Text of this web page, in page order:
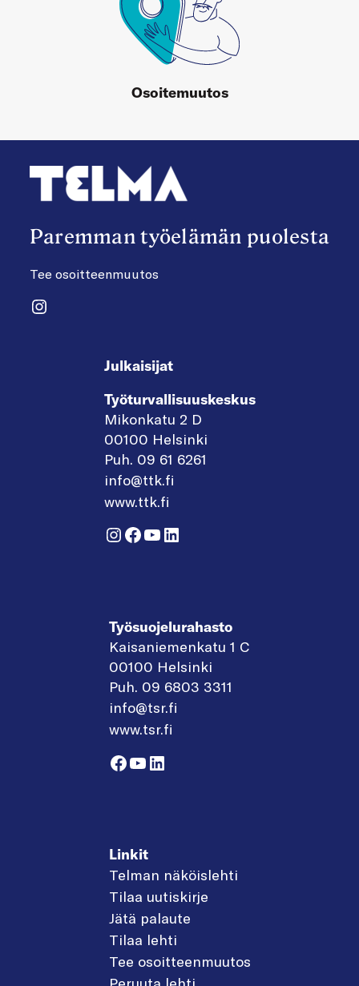
Osoitemuutos
Paremman työelämän puolesta
Tee osoitteenmuutos
Instagram
Julkaisijat
Työturvallisuuskeskus
Mikonkatu 2 D
00100 Helsinki
Puh. 09 61 6261
info@ttk.fi
www.ttk.fi
Instagram
Facebook
YouTube
LinkedIn
Työsuojelurahasto
Kaisaniemenkatu 1 C
00100 Helsinki
Puh. 09 6803 3311
info@tsr.fi
www.tsr.fi
Facebook
YouTube
LinkedIn
Linkit
Telman näköislehti
Tilaa uutiskirje
Jätä palaute
Tilaa lehti
Tee osoitteenmuutos